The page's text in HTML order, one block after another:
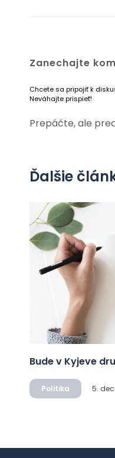
Zanechajte
Chcete sa pripojiť k
Neváhajte prispieť!
Prepáčte, ale
Ďalšie
Bude v Kyjeve
Politika 5.